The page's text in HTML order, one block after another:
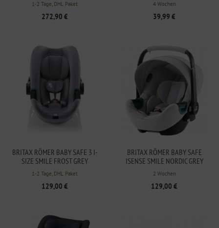
1-2 Tage, DHL Paket
272,90 €
4 Wochen
39,99 €
BRITAX RÖMER BABY SAFE 3 I-
SIZE SMILE FROST GREY
1-2 Tage, DHL Paket
129,00 €
BRITAX RÖMER BABY SAFE
ISENSE SMILE NORDIC GREY
2 Wochen
129,00 €